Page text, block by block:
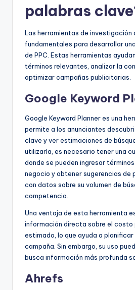
palabras
Las herramientas de investigación
fundamentales para desarrollar
de PPC. Estas herramientas
términos relevantes, analizar la
optimizar campañas publicitarias.
Google Keyword
Google Keyword Planner es una
permite a los anunciantes
clave y ver estimaciones de
utilizarla, es necesario tener una
donde se pueden ingresar
negocio y obtener sugerencias de
con datos sobre su volumen de
competencia.
Una ventaja de esta herramienta
información directa sobre el costo
estimado, lo que ayuda a
campaña. Sin embargo, su uso
busca información más profunda
Ahrefs